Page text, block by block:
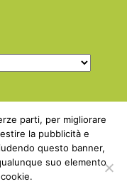
·
parti, per migliorare
la pubblicità e
questo banner,
suo elemento